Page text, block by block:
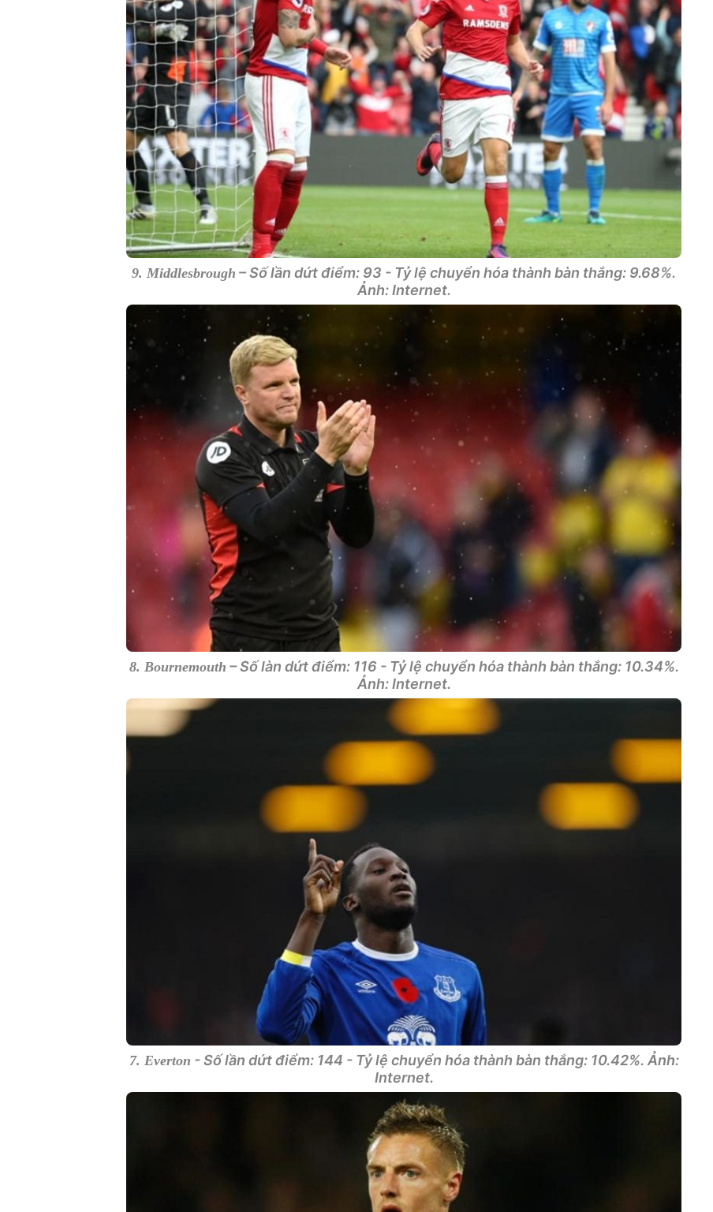
9. Middlesbrough – Số lần dứt điểm: 93 - Tỷ lệ chuyển hóa thành bàn thắng: 9.68%.
Ảnh: Internet.
8. Bournemouth – Số làn dứt điểm: 116 - Tỷ lệ chuyển hóa thành bàn thắng: 10.34%.
Ảnh: Internet.
7. Everton - Số lần dứt điểm: 144 - Tỷ lệ chuyển hóa thành bàn thắng: 10.42%. Ảnh:
Internet.